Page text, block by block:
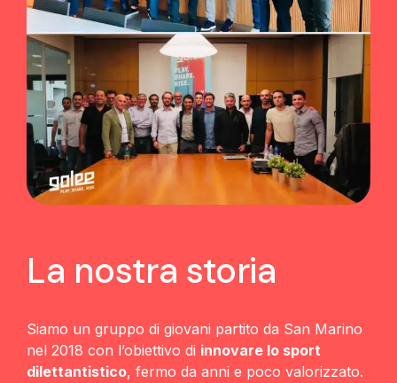
La nostra storia
Siamo un gruppo di giovani partito da San Marino
nel 2018 con l’obiettivo di innovare lo sport
dilettantistico, fermo da anni e poco valorizzato.